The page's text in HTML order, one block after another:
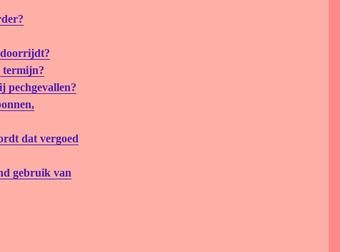
doorrijdt?
termijn?
pechgevallen?
dat vergoed
gebruik van